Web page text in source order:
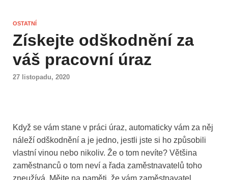
OSTATNÍ
Získejte odškodnění za
váš pracovní úraz
27 listopadu, 2020
Když se vám stane v práci úraz, automaticky vám za něj
náleží odškodnění a je jedno, jestli jste si ho způsobili
vlastní vinou nebo nikoliv. Že o tom nevíte? Většina
zaměstnanců o tom neví a řada zaměstnavatelů toho